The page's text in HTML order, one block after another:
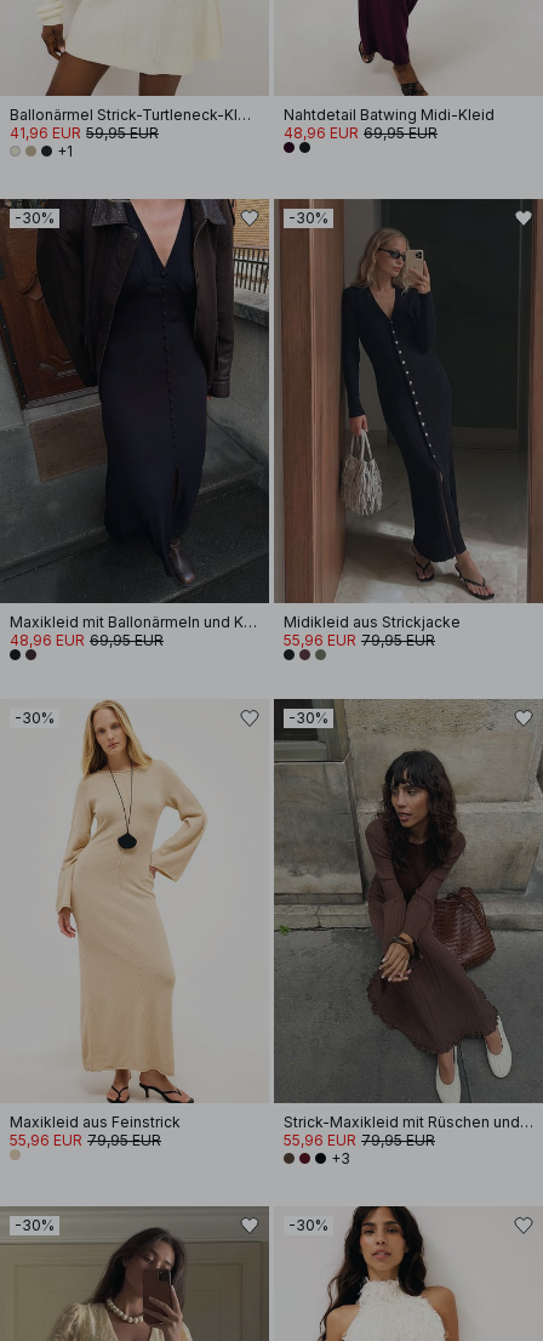
Ballonärmel Strick-Turtleneck-Kleid
41,96 EUR 59,95 EUR
+1
Nahtdetail Batwing Midi-Kleid
48,96 EUR 69,95 EUR
-30%
Maxikleid mit Ballonärmeln und Knöpfen
48,96 EUR 69,95 EUR
-30%
Midikleid aus Strickjacke
55,96 EUR 79,95 EUR
-30%
Maxikleid aus Feinstrick
55,96 EUR 79,95 EUR
-30%
Strick-Maxikleid mit Rüschen und Rundhalsausschnitt
55,96 EUR 79,95 EUR
+3
-30% -30%